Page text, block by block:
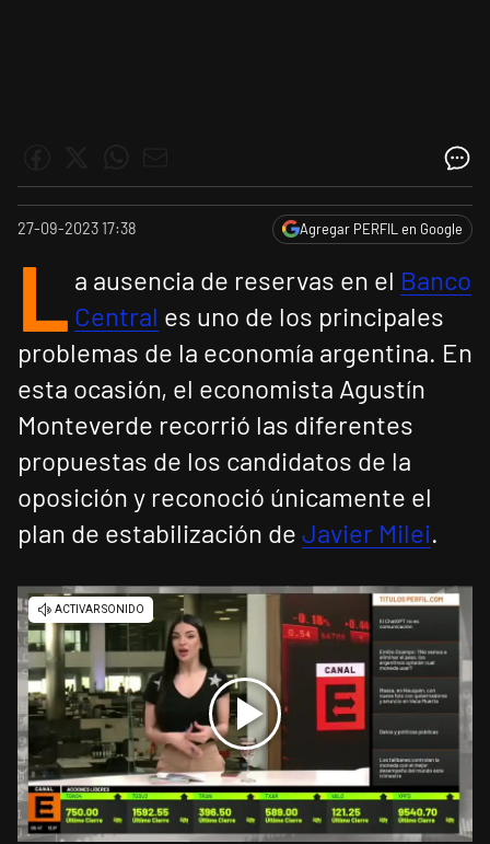
27-09-2023 17:38 Agregar PERFIL en Google
L a ausencia de reservas en el Banco
Central es uno de los principales
problemas de la economía argentina. En
esta ocasión, el economista Agustín
Monteverde recorrió las diferentes
propuestas de los candidatos de la
oposición y reconoció únicamente el
plan de estabilización de Javier Milei.